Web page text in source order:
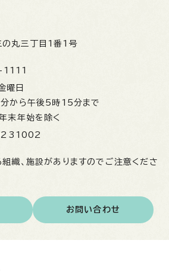
の丸三丁目1番1号
曜日
から午後5時15分まで
末年始を除く
織、施設がありますのでご注意くださ
お問い合わせ